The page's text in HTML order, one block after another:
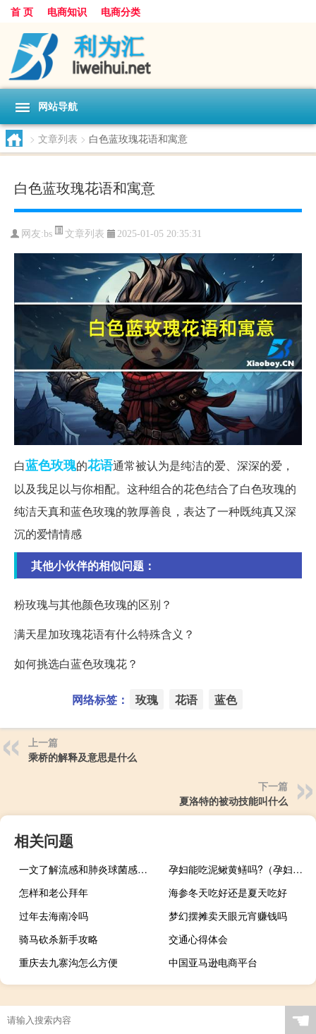
首 页 电商知识 电商分类
网站导航
> 文章列表 > 白色蓝玫瑰花语和寓意
白色蓝玫瑰花语和寓意
网友:bs 文章列表 2025-01-05 20:35:31
白蓝色玫瑰的花语通常被认为是纯洁的爱、深深的爱，
以及我足以与你相配。这种组合的花色结合了白色玫瑰的
纯洁天真和蓝色玫瑰的敦厚善良，表达了一种既纯真又深
沉的爱情情感
其他小伙伴的相似问题：
粉玫瑰与其他颜色玫瑰的区别？
满天星加玫瑰花语有什么特殊含义？
如何挑选白蓝色玫瑰花？
网络标签： 玫瑰 花语 蓝色
上一篇
乘桥的解释及意思是什么
下一篇
夏洛特的被动技能叫什么
相关问题
一文了解流感和肺炎球菌感染？建议老年人、儿童早预防！ 到底什么情况呢
孕妇能吃泥鳅黄鳝吗?（孕妇能吃泥鳅和黄鳝吗）
怎样和老公拜年
海参冬天吃好还是夏天吃好
过年去海南冷吗
梦幻摆摊卖天眼元宵赚钱吗
骑马砍杀新手攻略
交通心得体会
重庆去九寨沟怎么方便
中国亚马逊电商平台
☚